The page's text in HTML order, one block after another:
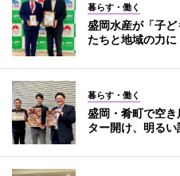
暮らす・働く
盛岡水産が「子
たちと地域の力に
暮らす・働く
盛岡・肴町で空
ター開け、明るい